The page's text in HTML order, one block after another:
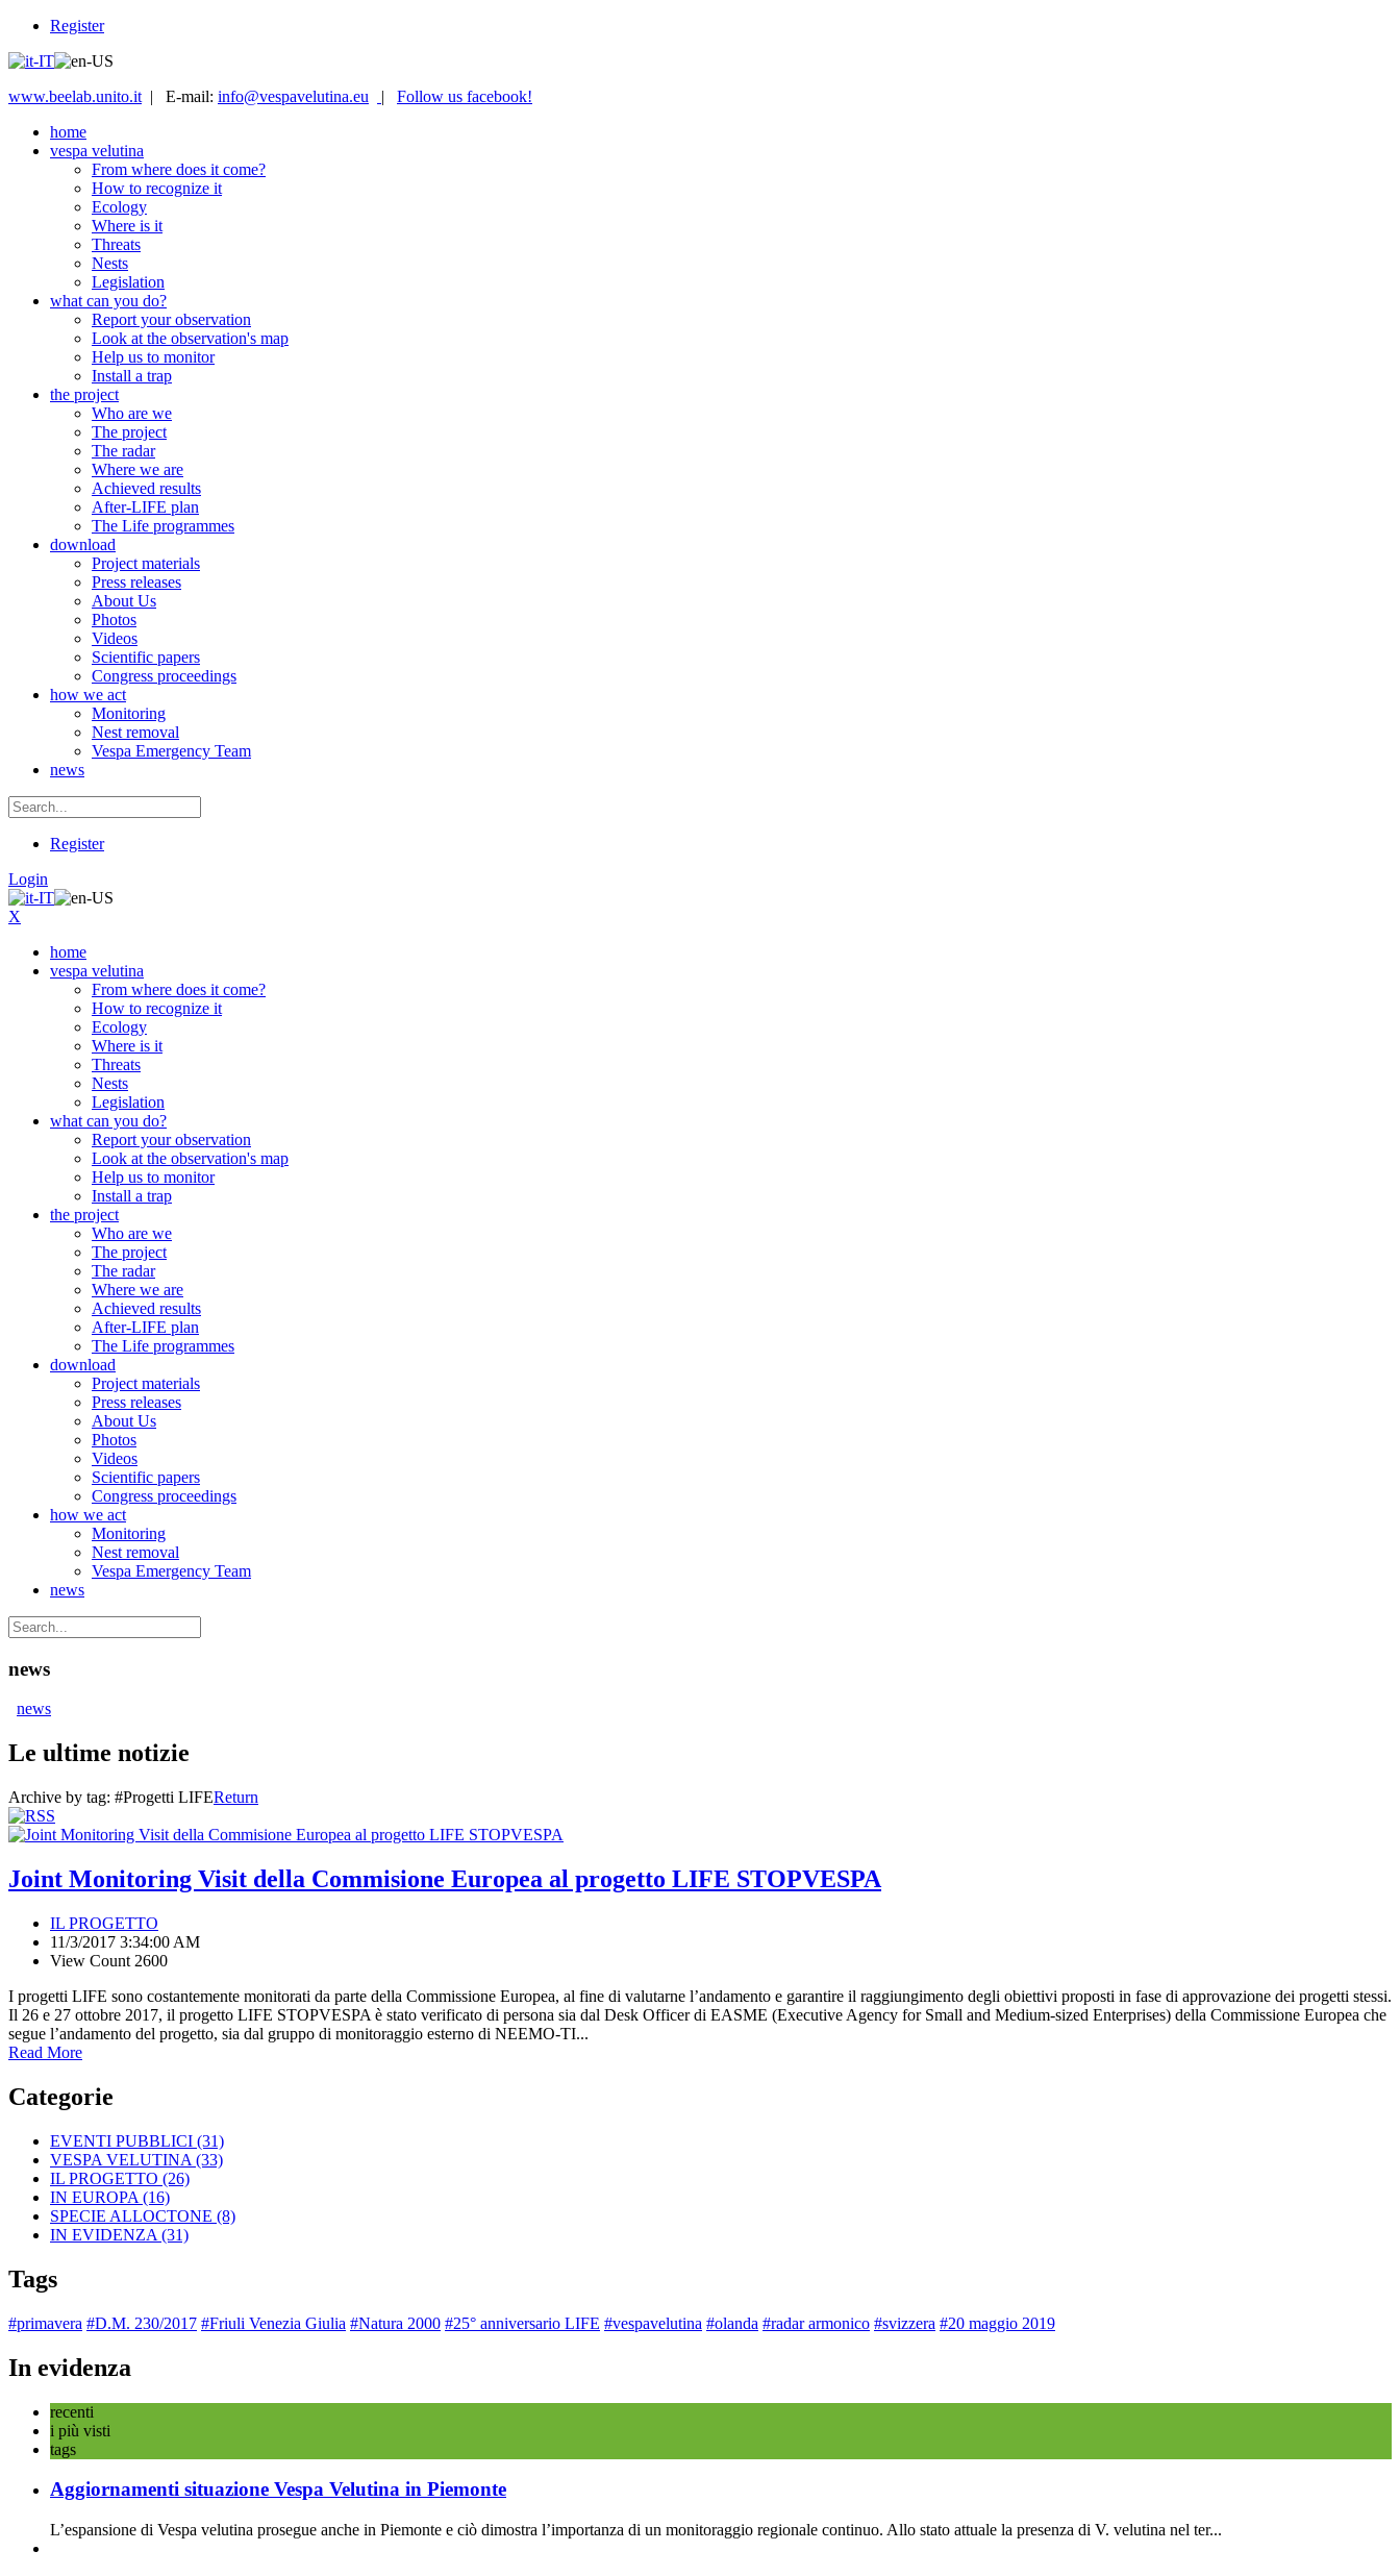
Register
www.beelab.unito.it | E-mail: info@vespavelutina.eu | Follow us facebook!
home
vespa velutina
From where does it come?
How to recognize it
Ecology
Where is it
Threats
Nests
Legislation
what can you do?
Report your observation
Look at the observation's map
Help us to monitor
Install a trap
the project
Who are we
The project
The radar
Where we are
Achieved results
After-LIFE plan
The Life programmes
download
Project materials
Press releases
About Us
Photos
Videos
Scientific papers
Congress proceedings
how we act
Monitoring
Nest removal
Vespa Emergency Team
news
Register
Login
X
home
vespa velutina
From where does it come?
How to recognize it
Ecology
Where is it
Threats
Nests
Legislation
what can you do?
Report your observation
Look at the observation's map
Help us to monitor
Install a trap
the project
Who are we
The project
The radar
Where we are
Achieved results
After-LIFE plan
The Life programmes
download
Project materials
Press releases
About Us
Photos
Videos
Scientific papers
Congress proceedings
how we act
Monitoring
Nest removal
Vespa Emergency Team
news
news
news
Le ultime notizie
Archive by tag: #Progetti LIFEReturn
Joint Monitoring Visit della Commisione Europea al progetto LIFE STOPVESPA
IL PROGETTO
11/3/2017 3:34:00 AM
View Count 2600
I progetti LIFE sono costantemente monitorati da parte della Commissione Europea, al fine di valutarne l’andamento e garantire il raggiungimento degli obiettivi proposti in fase di approvazione dei progetti stessi.
Il 26 e 27 ottobre 2017, il progetto LIFE STOPVESPA è stato verificato di persona sia dal Desk Officer di EASME (Executive Agency for Small and Medium-sized Enterprises) della Commissione Europea che
segue l’andamento del progetto, sia dal gruppo di monitoraggio esterno di NEEMO-TI...
Read More
Categorie
EVENTI PUBBLICI (31)
VESPA VELUTINA (33)
IL PROGETTO (26)
IN EUROPA (16)
SPECIE ALLOCTONE (8)
IN EVIDENZA (31)
Tags
#primavera #D.M. 230/2017 #Friuli Venezia Giulia #Natura 2000 #25° anniversario LIFE #vespavelutina #olanda #radar armonico #svizzera #20 maggio 2019
In evidenza
recenti
i più visti
tags
Aggiornamenti situazione Vespa Velutina in Piemonte
L’espansione di Vespa velutina prosegue anche in Piemonte e ciò dimostra l’importanza di un monitoraggio regionale continuo. Allo stato attuale la presenza di V. velutina nel ter...